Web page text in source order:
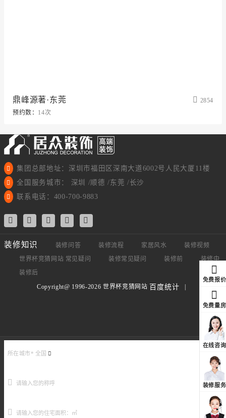
鼎峰源著·东莞
2854
预约数： 14次
免费报价
免费量房
在线咨询
装修服务
集团总部地址：深圳市福田区深南大道6002号人民大厦11楼
全国服务城市： 深圳 /顺德 /东莞 /长沙
联系电话：400-700-9883
装修知识 装修问答 装修流程 家居风水
装修视频
世界杯竞猜网站 常见疑问
装修常见疑问 装修前
装修中
装修后
Copyright@ 1996-2026 世界杯竞猜网站 百度统计 |
所在城市* 全国